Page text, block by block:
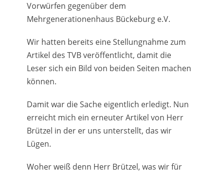
Vorwürfen gegenüber dem
Mehrgenerationenhaus Bückeburg e.V.
Wir hatten bereits eine Stellungnahme zum
Artikel des TVB veröffentlicht, damit die
Leser sich ein Bild von beiden Seiten machen
können.
Damit war die Sache eigentlich erledigt. Nun
erreicht mich ein erneuter Artikel von Herr
Brützel in der er uns unterstellt, das wir
Lügen.
Woher weiß denn Herr Brützel, was wir für